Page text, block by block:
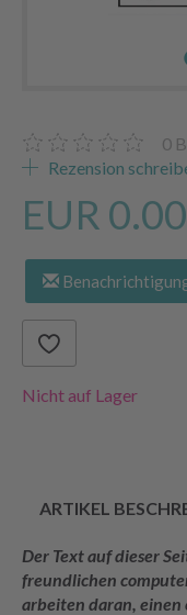
0
Rezension
EUR 0.00
Nicht auf Lager
ARTIKEL
Der Text auf dieser
freundlichen
arbeiten daran, einen